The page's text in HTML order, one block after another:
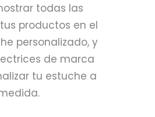
todas las
productos en el
personalizado, y
de marca
tu estuche a